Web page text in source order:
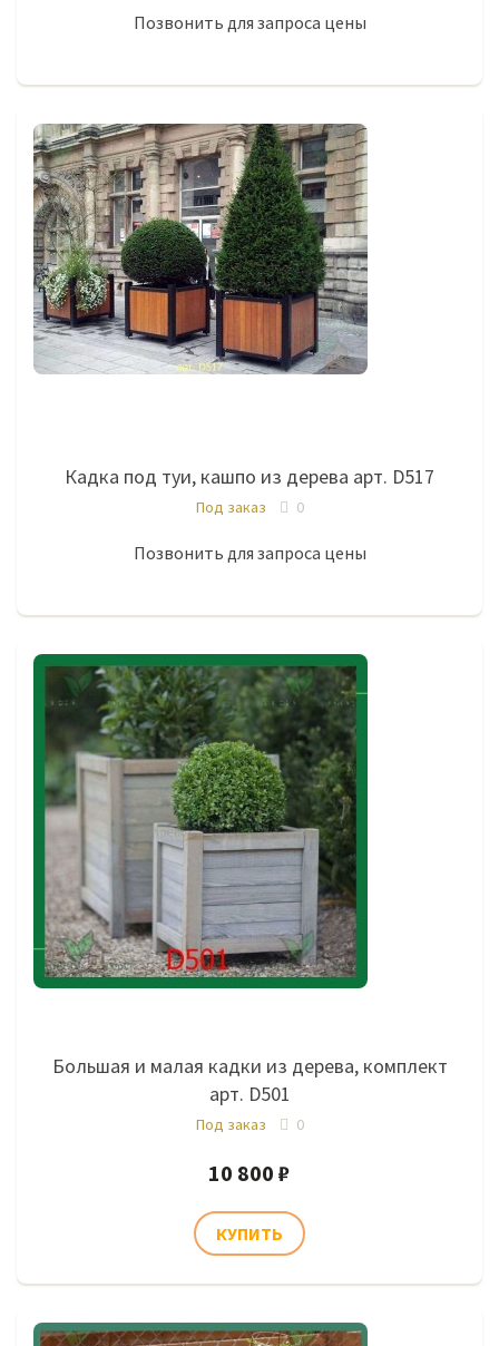
Позвонить для запроса цены
Кадка под туи, кашпо из дерева арт. D517
Под заказ 0
Позвонить для запроса цены
Большая и малая кадки из дерева, комплект
арт. D501
Под заказ 0
10 800 ₽